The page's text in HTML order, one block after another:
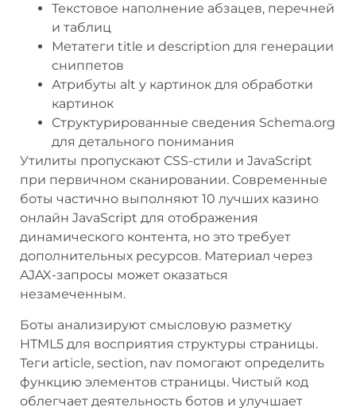
Текстовое наполнение абзацев, перечней
и таблиц
Метатеги title и description для генерации
сниппетов
Атрибуты alt у картинок для обработки
картинок
Структурированные сведения Schema.org
для детального понимания
Утилиты пропускают CSS-стили и JavaScript
при первичном сканировании. Современные
боты частично выполняют 10 лучших казино
онлайн JavaScript для отображения
динамического контента, но это требует
дополнительных ресурсов. Материал через
AJAX-запросы может оказаться
незамеченным.
Боты анализируют смысловую разметку
HTML5 для восприятия структуры страницы.
Теги article, section, nav помогают определить
функцию элементов страницы. Чистый код
облегчает деятельность ботов и улучшает